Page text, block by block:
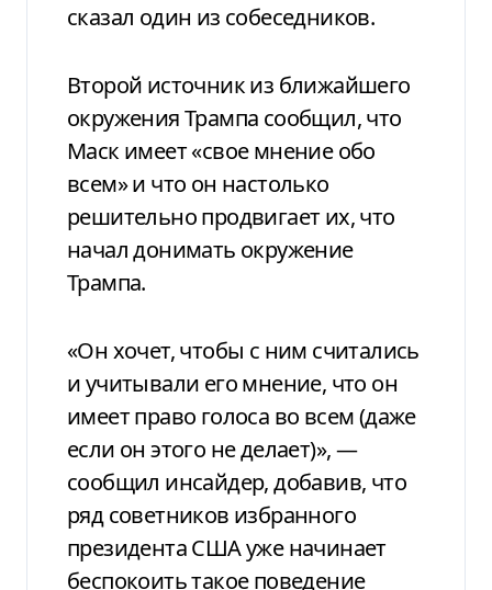
сказал один из собеседников.
Второй источник из ближайшего
окружения Трампа сообщил, что
Маск имеет «свое мнение обо
всем» и что он настолько
решительно продвигает их, что
начал донимать окружение
Трампа.
«Он хочет, чтобы с ним считались
и учитывали его мнение, что он
имеет право голоса во всем (даже
если он этого не делает)», —
сообщил инсайдер, добавив, что
ряд советников избранного
президента США уже начинает
беспокоить такое поведение